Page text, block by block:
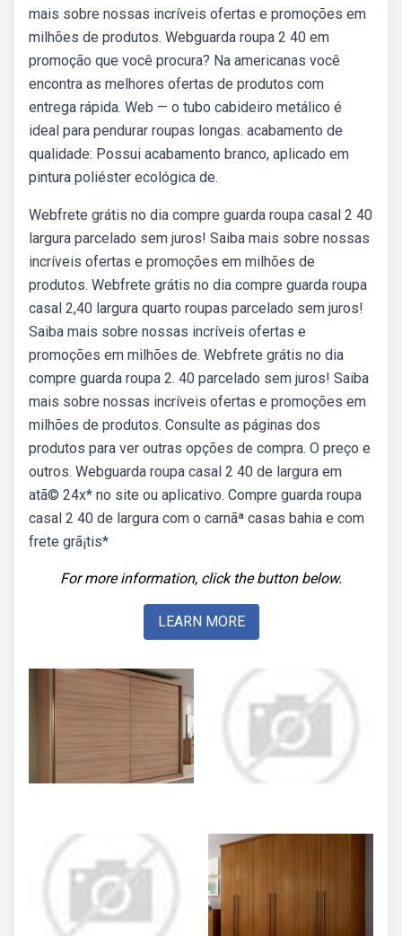
mais sobre nossas incríveis ofertas e promoções em
milhões de produtos. Webguarda roupa 2 40 em
promoção que você procura? Na americanas você
encontra as melhores ofertas de produtos com
entrega rápida. Web — o tubo cabideiro metálico é
ideal para pendurar roupas longas. acabamento de
qualidade: Possui acabamento branco, aplicado em
pintura poliéster ecológica de.
Webfrete grátis no dia compre guarda roupa casal 2 40
largura parcelado sem juros! Saiba mais sobre nossas
incríveis ofertas e promoções em milhões de
produtos. Webfrete grátis no dia compre guarda roupa
casal 2,40 largura quarto roupas parcelado sem juros!
Saiba mais sobre nossas incríveis ofertas e
promoções em milhões de. Webfrete grátis no dia
compre guarda roupa 2. 40 parcelado sem juros! Saiba
mais sobre nossas incríveis ofertas e promoções em
milhões de produtos. Consulte as páginas dos
produtos para ver outras opções de compra. O preço e
outros. Webguarda roupa casal 2 40 de largura em
atã© 24x* no site ou aplicativo. Compre guarda roupa
casal 2 40 de largura com o carnãª casas bahia e com
frete grã¡tis*
For more information, click the button below.
LEARN MORE